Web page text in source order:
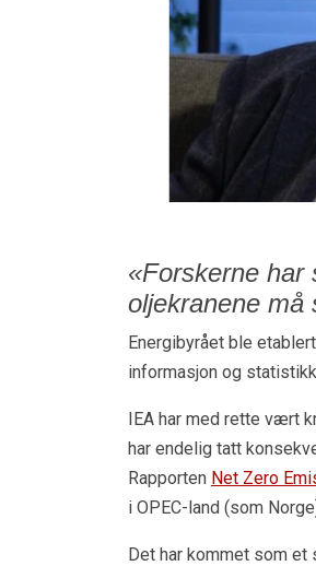
«Forskerne har
oljekranene må
Energibyrået ble
informasjon og
IEA har med rette vært
har endelig tatt
Rapporten Net Zero
i OPEC-land (som
Det har kommet som et